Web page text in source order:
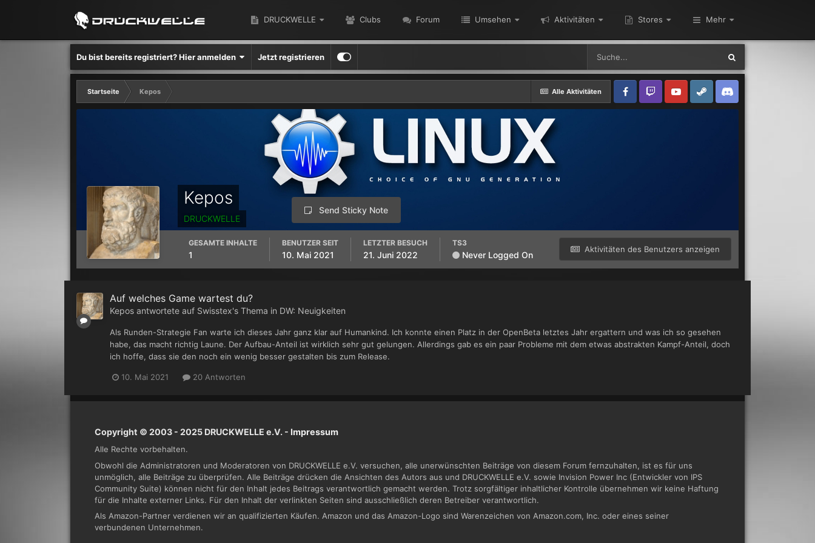
DRUCKWELLE Clubs Forum Umsehen Aktivitäten Stores Mehr
Du bist bereits registriert? Hier anmelden Jetzt registrieren
Alle Aktivitäten
Startseite Kepos
Kepos
DRUCKWELLE
Send Sticky Note
Aktivitäten des Benutzers anzeigen
GESAMTE INHALTE
1
BENUTZER SEIT
10. Mai 2021
LETZTER BESUCH
21. Juni 2022
TS3
Never Logged On
Auf welches Game wartest du?
Keposantwortete auf Swisstex's Thema in DW: Neuigkeiten
Als Runden-Strategie Fan warte ich dieses Jahr ganz klar auf Humankind. Ich konnte einen Platz in der OpenBeta letztes Jahr ergattern und was ich so gesehen
habe, das macht richtig Laune. Der Aufbau-Anteil ist wirklich sehr gut gelungen. Allerdings gab es ein paar Probleme mit dem etwas abstrakten Kampf-Anteil, doch
ich hoffe, dass sie den noch ein wenig besser gestalten bis zum Release.
10. Mai 2021 20 Antworten
Copyright © 2003 - 2025 DRUCKWELLE e.V. - Impressum
Alle Rechte vorbehalten.
Obwohl die Administratoren und Moderatoren von DRUCKWELLE e.V. versuchen, alle unerwünschten Beiträge von diesem Forum fernzuhalten, ist es für uns
unmöglich, alle Beiträge zu überprüfen. Alle Beiträge drücken die Ansichten des Autors aus und DRUCKWELLE e.V. sowie Invision Power Inc (Entwickler von IPS
Community Suite) können nicht für den Inhalt jedes Beitrags verantwortlich gemacht werden. Trotz sorgfältiger inhaltlicher Kontrolle übernehmen wir keine Haftung
für die Inhalte externer Links. Für den Inhalt der verlinkten Seiten sind ausschließlich deren Betreiber verantwortlich.
Als Amazon-Partner verdienen wir an qualifizierten Käufen. Amazon und das Amazon-Logo sind Warenzeichen von Amazon.com, Inc. oder eines seiner
verbundenen Unternehmen.